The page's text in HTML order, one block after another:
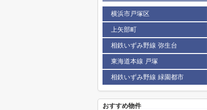
横浜市戸塚区
上矢部町
相鉄いずみ野線 弥生台
東海道本線 戸塚
相鉄いずみ野線 緑園都市
おすすめ物件